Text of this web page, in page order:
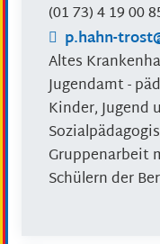
(0173) 41900
p.hahn-
Altes
Jugendamt -
Kinder, Jugend
Gruppenarbeit
Schülern der